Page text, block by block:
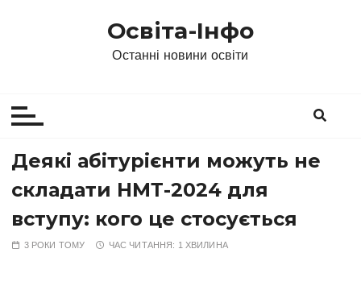
Освіта-Інфо
Останні новини освіти
Деякі абітурієнти можуть не
складати НМТ-2024 для
вступу: кого це стосується
3 РОКИ ТОМУ ЧАС ЧИТАННЯ: 1 ХВИЛИНА